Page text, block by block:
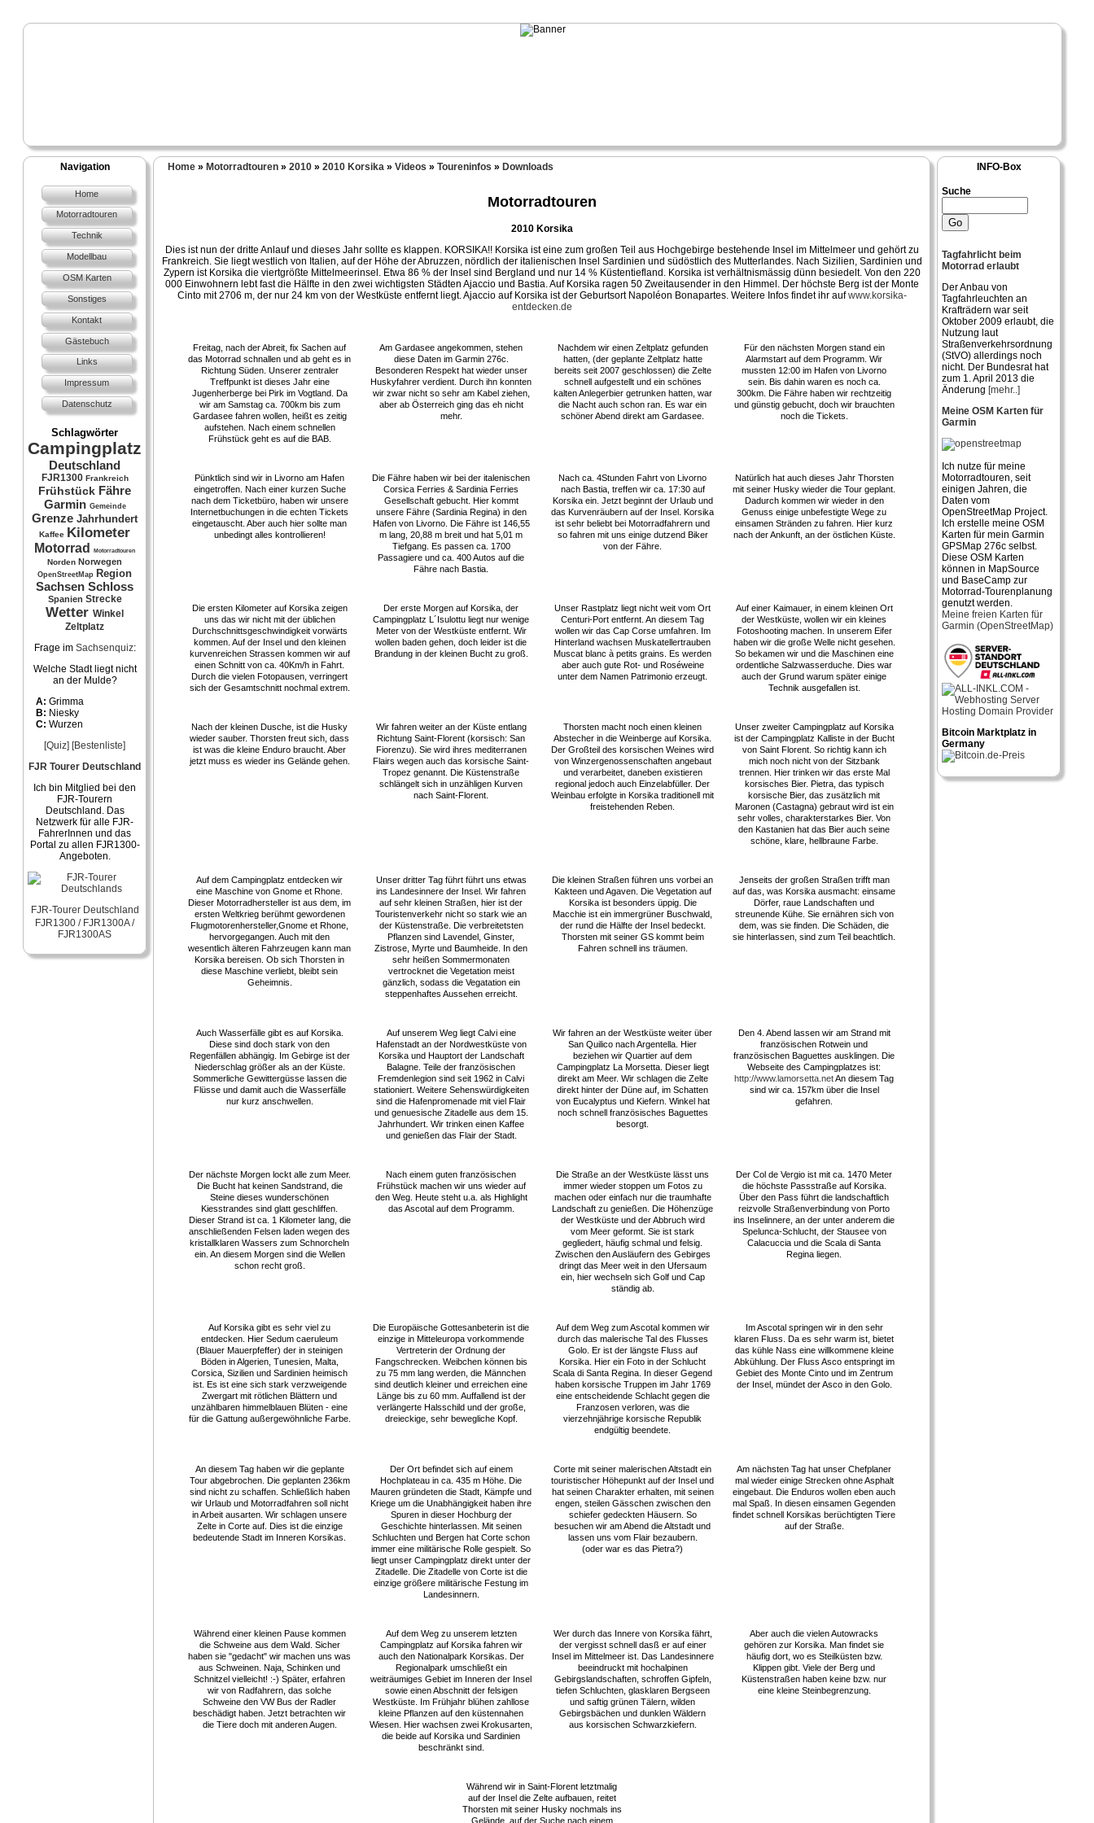
Navigation
Home
Motorradtouren
Technik
Modellbau
OSM Karten
Sonstiges
Kontakt
Gästebuch
Links
Impressum
Datenschutz
Schlagwörter
Campingplatz
Deutschland
FJR1300 Frankreich
Frühstück Fähre
Garmin Gemeinde
Grenze Jahrhundert
Kaffee Kilometer
Motorrad Motorradtouren
Norden Norwegen
OpenStreetMap Region
Sachsen Schloss
Spanien Strecke
Wetter Winkel
Zeltplatz
Frage im Sachsenquiz:
Welche Stadt liegt nicht
an der Mulde?
A: Grimma
B: Niesky
C: Wurzen
[Quiz] [Bestenliste]
FJR Tourer Deutschland
Ich bin Mitglied bei den
FJR-Tourern
Deutschland. Das
Netzwerk für alle FJR-
FahrerInnen und das
Portal zu allen FJR1300-
Angeboten.
FJR-Tourer Deutschland
FJR1300 / FJR1300A /
FJR1300AS
INFO-Box
Suche
Tagfahrlicht beim
Motorrad erlaubt
Der Anbau von
Tagfahrleuchten an
Krafträdern war seit
Oktober 2009 erlaubt, die
Nutzung laut
Straßenverkehrsordnung
(StVO) allerdings noch
nicht. Der Bundesrat hat
zum 1. April 2013 die
Änderung [mehr..]
Meine OSM Karten für
Garmin
Ich nutze für meine
Motorradtouren, seit
einigen Jahren, die
Daten vom
OpenStreetMap Project.
Ich erstelle meine OSM
Karten für mein Garmin
GPSMap 276c selbst.
Diese OSM Karten
können in MapSource
und BaseCamp zur
Motorrad-Tourenplanung
genutzt werden.
Meine freien Karten für
Garmin (OpenStreetMap)
Bitcoin Marktplatz in
Germany
Home» Motorradtouren» 2010» 2010 Korsika» Videos » Toureninfos » Downloads
Motorradtouren
2010 Korsika
Dies ist nun der dritte Anlauf und dieses Jahr sollte es klappen. KORSIKA!! Korsika ist eine zum großen Teil aus Hochgebirge bestehende Insel im Mittelmeer und gehört zu
Frankreich. Sie liegt westlich von Italien, auf der Höhe der Abruzzen, nördlich der italienischen Insel Sardinien und südöstlich des Mutterlandes. Nach Sizilien, Sardinien und
Zypern ist Korsika die viertgrößte Mittelmeerinsel. Etwa 86 % der Insel sind Bergland und nur 14 % Küstentiefland. Korsika ist verhältnismässig dünn besiedelt. Von den 220
000 Einwohnern lebt fast die Hälfte in den zwei wichtigsten Städten Ajaccio und Bastia. Auf Korsika ragen 50 Zweitausender in den Himmel. Der höchste Berg ist der Monte
Cinto mit 2706 m, der nur 24 km von der Westküste entfernt liegt. Ajaccio auf Korsika ist der Geburtsort Napoléon Bonapartes. Weitere Infos findet ihr aufwww.korsika-
entdecken.de
Freitag, nach der Abreit, fix Sachen auf
das Motorrad schnallen und ab geht es in
Richtung Süden. Unserer zentraler
Treffpunkt ist dieses Jahr eine
Jugenherberge bei Pirk im Vogtland. Da
wir am Samstag ca. 700km bis zum
Gardasee fahren wollen, heißt es zeitig
aufstehen. Nach einem schnellen
Frühstück geht es auf die BAB.
Am Gardasee angekommen, stehen
diese Daten im Garmin 276c.
Besonderen Respekt hat wieder unser
Huskyfahrer verdient. Durch ihn konnten
wir zwar nicht so sehr am Kabel ziehen,
aber ab Österreich ging das eh nicht
mehr.
Nachdem wir einen Zeltplatz gefunden
hatten, (der geplante Zeltplatz hatte
bereits seit 2007 geschlossen) die Zelte
schnell aufgestellt und ein schönes
kalten Anlegerbier getrunken hatten, war
die Nacht auch schon ran. Es war ein
schöner Abend direkt am Gardasee.
Für den nächsten Morgen stand ein
Alarmstart auf dem Programm. Wir
mussten 12:00 im Hafen von Livorno
sein. Bis dahin waren es noch ca.
300km. Die Fähre haben wir rechtzeitig
und günstig gebucht, doch wir brauchten
noch die Tickets.
Pünktlich sind wir in Livorno am Hafen
eingetroffen. Nach einer kurzen Suche
nach dem Ticketbüro, haben wir unsere
Internetbuchungen in die echten Tickets
eingetauscht. Aber auch hier sollte man
unbedingt alles kontrollieren!
Die Fähre haben wir bei der italenischen
Corsica Ferries & Sardinia Ferries
Gesellschaft gebucht. Hier kommt
unsere Fähre (Sardinia Regina) in den
Hafen von Livorno. Die Fähre ist 146,55
m lang, 20,88 m breit und hat 5,01 m
Tiefgang. Es passen ca. 1700
Passagiere und ca. 400 Autos auf die
Fähre nach Bastia.
Nach ca. 4Stunden Fahrt von Livorno
nach Bastia, treffen wir ca. 17:30 auf
Korsika ein. Jetzt beginnt der Urlaub und
das Kurvenräubern auf der Insel. Korsika
ist sehr beliebt bei Motorradfahrern und
so fahren mit uns einige dutzend Biker
von der Fähre.
Natürlich hat auch dieses Jahr Thorsten
mit seiner Husky wieder die Tour geplant.
Dadurch kommen wir wieder in den
Genuss einige unbefestigte Wege zu
einsamen Stränden zu fahren. Hier kurz
nach der Ankunft, an der östlichen Küste.
Die ersten Kilometer auf Korsika zeigen
uns das wir nicht mit der üblichen
Durchschnittsgeschwindigkeit vorwärts
kommen. Auf der Insel und den kleinen
kurvenreichen Strassen kommen wir auf
einen Schnitt von ca. 40Km/h in Fahrt.
Durch die vielen Fotopausen, verringert
sich der Gesamtschnitt nochmal extrem.
Der erste Morgen auf Korsika, der
Campingplatz L´Isulottu liegt nur wenige
Meter von der Westküste entfernt. Wir
wollen baden gehen, doch leider ist die
Brandung in der kleinen Bucht zu groß.
Unser Rastplatz liegt nicht weit vom Ort
Centuri-Port entfernt. An diesem Tag
wollen wir das Cap Corse umfahren. Im
Hinterland wachsen Muskatellertrauben
Muscat blanc à petits grains. Es werden
aber auch gute Rot- und Roséweine
unter dem Namen Patrimonio erzeugt.
Auf einer Kaimauer, in einem kleinen Ort
der Westküste, wollen wir ein kleines
Fotoshooting machen. In unserem Eifer
haben wir die große Welle nicht gesehen.
So bekamen wir und die Maschinen eine
ordentliche Salzwasserduche. Dies war
auch der Grund warum später einige
Technik ausgefallen ist.
Nach der kleinen Dusche, ist die Husky
wieder sauber. Thorsten freut sich, dass
ist was die kleine Enduro braucht. Aber
jetzt muss es wieder ins Gelände gehen.
Wir fahren weiter an der Küste entlang
Richtung Saint-Florent (korsisch: San
Fiorenzu). Sie wird ihres mediterranen
Flairs wegen auch das korsische Saint-
Tropez genannt. Die Küstenstraße
schlängelt sich in unzähligen Kurven
nach Saint-Florent.
Thorsten macht noch einen kleinen
Abstecher in die Weinberge auf Korsika.
Der Großteil des korsischen Weines wird
von Winzergenossenschaften angebaut
und verarbeitet, daneben existieren
regional jedoch auch Einzelabfüller. Der
Weinbau erfolgte in Korsika traditionell mit
freistehenden Reben.
Unser zweiter Campingplatz auf Korsika
ist der Campingplatz Kalliste in der Bucht
von Saint Florent. So richtig kann ich
mich noch nicht von der Sitzbank
trennen. Hier trinken wir das erste Mal
korsisches Bier. Pietra, das typisch
korsische Bier, das zusätzlich mit
Maronen (Castagna) gebraut wird ist ein
sehr volles, charakterstarkes Bier. Von
den Kastanien hat das Bier auch seine
schöne, klare, hellbraune Farbe.
Auf dem Campingplatz entdecken wir
eine Maschine von Gnome et Rhone.
Dieser Motorradhersteller ist aus dem, im
ersten Weltkrieg berühmt gewordenen
Flugmotorenhersteller,Gnome et Rhone,
hervorgegangen. Auch mit den
wesentlich älteren Fahrzeugen kann man
Korsika bereisen. Ob sich Thorsten in
diese Maschine verliebt, bleibt sein
Geheimnis.
Unser dritter Tag führt führt uns etwas
ins Landesinnere der Insel. Wir fahren
auf sehr kleinen Straßen, hier ist der
Touristenverkehr nicht so stark wie an
der Küstenstraße. Die verbreitetsten
Pflanzen sind Lavendel, Ginster,
Zistrose, Myrte und Baumheide. In den
sehr heißen Sommermonaten
vertrocknet die Vegetation meist
gänzlich, sodass die Vegatation ein
steppenhaftes Aussehen erreicht.
Die kleinen Straßen führen uns vorbei an
Kakteen und Agaven. Die Vegetation auf
Korsika ist besonders üppig. Die
Macchie ist ein immergrüner Buschwald,
der rund die Hälfte der Insel bedeckt.
Thorsten mit seiner GS kommt beim
Fahren schnell ins träumen.
Jenseits der großen Straßen trifft man
auf das, was Korsika ausmacht: einsame
Dörfer, raue Landschaften und
streunende Kühe. Sie ernähren sich von
dem, was sie finden. Die Schäden, die
sie hinterlassen, sind zum Teil beachtlich.
Auch Wasserfälle gibt es auf Korsika.
Diese sind doch stark von den
Regenfällen abhängig. Im Gebirge ist der
Niederschlag größer als an der Küste.
Sommerliche Gewittergüsse lassen die
Flüsse und damit auch die Wasserfälle
nur kurz anschwellen.
Auf unserem Weg liegt Calvi eine
Hafenstadt an der Nordwestküste von
Korsika und Hauptort der Landschaft
Balagne. Teile der französischen
Fremdenlegion sind seit 1962 in Calvi
stationiert. Weitere Sehenswürdigkeiten
sind die Hafenpromenade mit viel Flair
und genuesische Zitadelle aus dem 15.
Jahrhundert. Wir trinken einen Kaffee
und genießen das Flair der Stadt.
Wir fahren an der Westküste weiter über
San Quilico nach Argentella. Hier
beziehen wir Quartier auf dem
Campingplatz La Morsetta. Dieser liegt
direkt am Meer. Wir schlagen die Zelte
direkt hinter der Düne auf, im Schatten
von Eucalyptus und Kiefern. Winkel hat
noch schnell französisches Baguettes
besorgt.
Den 4. Abend lassen wir am Strand mit
französischen Rotwein und
französischen Baguettes ausklingen. Die
Webseite des Campingplatzes ist:
http://www.lamorsetta.netAn diesem Tag
sind wir ca. 157km über die Insel
gefahren.
Der nächste Morgen lockt alle zum Meer.
Die Bucht hat keinen Sandstrand, die
Steine dieses wunderschönen
Kiesstrandes sind glatt geschliffen.
Dieser Strand ist ca. 1 Kilometer lang, die
anschließenden Felsen laden wegen des
kristallklaren Wassers zum Schnorcheln
ein. An diesem Morgen sind die Wellen
schon recht groß.
Nach einem guten französischen
Frühstück machen wir uns wieder auf
den Weg. Heute steht u.a. als Highlight
das Ascotal auf dem Programm.
Die Straße an der Westküste lässt uns
immer wieder stoppen um Fotos zu
machen oder einfach nur die traumhafte
Landschaft zu genießen. Die Höhenzüge
der Westküste und der Abbruch wird
vom Meer geformt. Sie ist stark
gegliedert, häufig schmal und felsig.
Zwischen den Ausläufern des Gebirges
dringt das Meer weit in den Ufersaum
ein, hier wechseln sich Golf und Cap
ständig ab.
Der Col de Vergio ist mit ca. 1470 Meter
die höchste Passstraße auf Korsika.
Über den Pass führt die landschaftlich
reizvolle Straßenverbindung von Porto
ins Inselinnere, an der unter anderem die
Spelunca-Schlucht, der Stausee von
Calacuccia und die Scala di Santa
Regina liegen.
Auf Korsika gibt es sehr viel zu
entdecken. Hier Sedum caeruleum
(Blauer Mauerpfeffer) der in steinigen
Böden in Algerien, Tunesien, Malta,
Corsica, Sizilien und Sardinien heimisch
ist. Es ist eine sich stark verzweigende
Zwergart mit rötlichen Blättern und
unzählbaren himmelblauen Blüten - eine
für die Gattung außergewöhnliche Farbe.
Die Europäische Gottesanbeterin ist die
einzige in Mitteleuropa vorkommende
Vertreterin der Ordnung der
Fangschrecken. Weibchen können bis
zu 75 mm lang werden, die Männchen
sind deutlich kleiner und erreichen eine
Länge bis zu 60 mm. Auffallend ist der
verlängerte Halsschild und der große,
dreieckige, sehr bewegliche Kopf.
Auf dem Weg zum Ascotal kommen wir
durch das malerische Tal des Flusses
Golo. Er ist der längste Fluss auf
Korsika. Hier ein Foto in der Schlucht
Scala di Santa Regina. In dieser Gegend
haben korsische Truppen im Jahr 1769
eine entscheidende Schlacht gegen die
Franzosen verloren, was die
vierzehnjährige korsische Republik
endgültig beendete.
Im Ascotal springen wir in den sehr
klaren Fluss. Da es sehr warm ist, bietet
das kühle Nass eine willkommene kleine
Abkühlung. Der Fluss Asco entspringt im
Gebiet des Monte Cinto und im Zentrum
der Insel, mündet der Asco in den Golo.
An diesem Tag haben wir die geplante
Tour abgebrochen. Die geplanten 236km
sind nicht zu schaffen. Schließlich haben
wir Urlaub und Motorradfahren soll nicht
in Arbeit ausarten. Wir schlagen unsere
Zelte in Corte auf. Dies ist die einzige
bedeutende Stadt im Inneren Korsikas.
Der Ort befindet sich auf einem
Hochplateau in ca. 435 m Höhe. Die
Mauren gründeten die Stadt, Kämpfe und
Kriege um die Unabhängigkeit haben ihre
Spuren in dieser Hochburg der
Geschichte hinterlassen. Mit seinen
Schluchten und Bergen hat Corte schon
immer eine militärische Rolle gespielt. So
liegt unser Campingplatz direkt unter der
Zitadelle. Die Zitadelle von Corte ist die
einzige größere militärische Festung im
Landesinnern.
Corte mit seiner malerischen Altstadt ein
touristischer Höhepunkt auf der Insel und
hat seinen Charakter erhalten, mit seinen
engen, steilen Gässchen zwischen den
schiefer gedeckten Häusern. So
besuchen wir am Abend die Altstadt und
lassen uns vom Flair bezaubern.
(oder war es das Pietra?)
Am nächsten Tag hat unser Chefplaner
mal wieder einige Strecken ohne Asphalt
eingebaut. Die Enduros wollen eben auch
mal Spaß. In diesen einsamen Gegenden
findet schnell Korsikas berüchtigten Tiere
auf der Straße.
Während einer kleinen Pause kommen
die Schweine aus dem Wald. Sicher
haben sie "gedacht" wir machen uns was
aus Schweinen. Naja, Schinken und
Schnitzel vielleicht! :-) Später, erfahren
wir von Radfahrern, das solche
Schweine den VW Bus der Radler
beschädigt haben. Jetzt betrachten wir
die Tiere doch mit anderen Augen.
Auf dem Weg zu unserem letzten
Campingplatz auf Korsika fahren wir
auch den Nationalpark Korsikas. Der
Regionalpark umschließt ein
weiträumiges Gebiet im Inneren der Insel
sowie einen Abschnitt der felsigen
Westküste. Im Frühjahr blühen zahllose
kleine Pflanzen auf den küstennahen
Wiesen. Hier wachsen zwei Krokusarten,
die beide auf Korsika und Sardinien
beschränkt sind.
Wer durch das Innere von Korsika fährt,
der vergisst schnell dasß er auf einer
Insel im Mittelmeer ist. Das Landesinnere
beeindruckt mit hochalpinen
Gebirgslandschaften, schroffen Gipfeln,
tiefen Schluchten, glasklaren Bergseen
und saftig grünen Tälern, wilden
Gebirgsbächen und dunklen Wäldern
aus korsischen Schwarzkiefern.
Aber auch die vielen Autowracks
gehören zur Korsika. Man findet sie
häufig dort, wo es Steilküsten bzw.
Klippen gibt. Viele der Berg und
Küstenstraßen haben keine bzw. nur
eine kleine Steinbegrenzung.
Während wir in Saint-Florent letztmalig
auf der Insel die Zelte aufbauen, reitet
Thorsten mit seiner Husky nochmals ins
Gelände, auf der Suche nach einem